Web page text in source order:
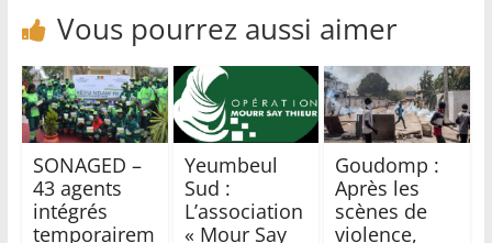
Vous pourrez aussi aimer
SONAGED –
43 agents
intégrés
temporairem
Yeumbeul
Sud :
L’association
« Mour Say
Goudomp :
Après les
scènes de
violence,